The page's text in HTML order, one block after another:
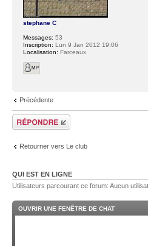
stephane C
Messages: 53
Inscription: Lun 9 Jan 2012 19:06
Localisation: Farceaux
Précédente
Poster un
commentaire
Retourner vers Le club
QUI EST EN LIGNE
Utilisateurs parcourant ce forum: Aucun
OUVRIR UNE FENÊTRE DE CHAT